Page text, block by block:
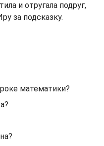
и отругала подруг,
за подсказку.
математики?